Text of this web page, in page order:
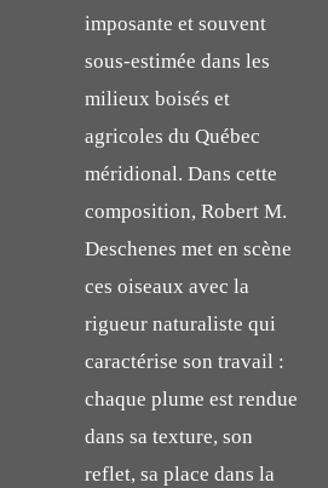
imposante et souvent
sous-estimée dans les
milieux boisés et
agricoles du Québec
méridional. Dans cette
composition, Robert M.
Deschenes met en scène
ces oiseaux avec la
rigueur naturaliste qui
caractérise son travail :
chaque plume est rendue
dans sa texture, son
reflet, sa place dans la